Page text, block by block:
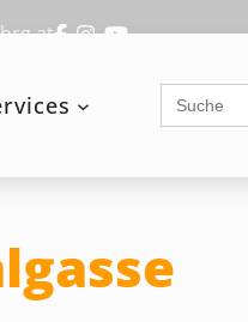
Search
for: